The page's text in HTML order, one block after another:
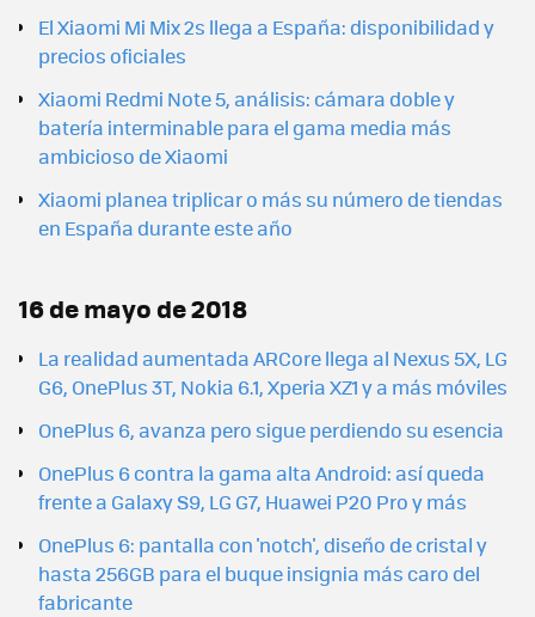
El Xiaomi Mi Mix 2s llega a España: disponibilidad y
precios oficiales
Xiaomi Redmi Note 5, análisis: cámara doble y
batería interminable para el gama media más
ambicioso de Xiaomi
Xiaomi planea triplicar o más su número de tiendas
en España durante este año
16 de mayo de 2018
La realidad aumentada ARCore llega al Nexus 5X, LG
G6, OnePlus 3T, Nokia 6.1, Xperia XZ1 y a más móviles
OnePlus 6, avanza pero sigue perdiendo su esencia
OnePlus 6 contra la gama alta Android: así queda
frente a Galaxy S9, LG G7, Huawei P20 Pro y más
OnePlus 6: pantalla con 'notch', diseño de cristal y
hasta 256GB para el buque insignia más caro del
fabricante